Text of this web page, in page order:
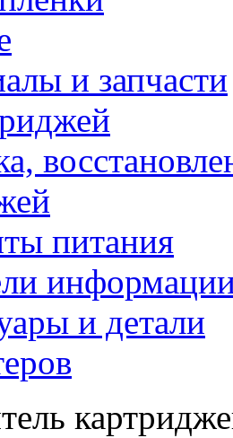
и запчасти
питания
и детали